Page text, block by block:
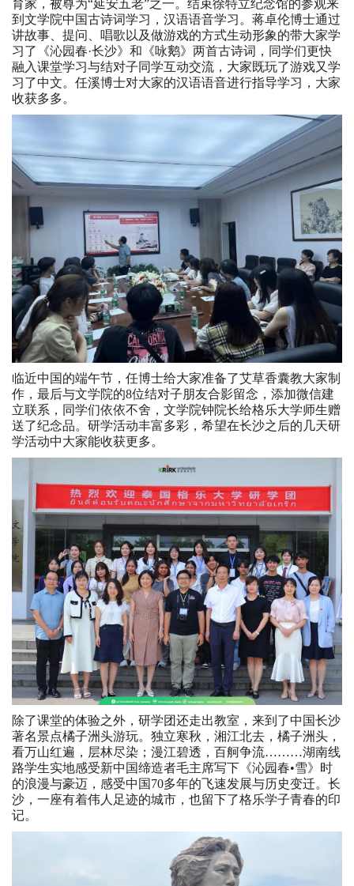
育家，被尊为“延安五老”之一。结束徐特立纪念馆的参观来
到文学院中国古诗词学习，汉语语音学习。蒋卓伦博士通过
讲故事、提问、唱歌以及做游戏的方式生动形象的带大家学
习了《沁园春·长沙》和《咏鹅》两首古诗词，同学们更快
融入课堂学习与结对子同学互动交流，大家既玩了游戏又学
习了中文。任溪博士对大家的汉语语音进行指导学习，大家
收获多多。
临近中国的端午节，任博士给大家准备了艾草香囊教大家制
作，最后与文学院的8位结对子朋友合影留念，添加微信建
立联系，同学们依依不舍，文学院钟院长给格乐大学师生赠
送了纪念品。研学活动丰富多彩，希望在长沙之后的几天研
学活动中大家能收获更多。
除了课堂的体验之外，研学团还走出教室，来到了中国长沙
著名景点橘子洲头游玩。独⽴寒秋，湘江北去，橘⼦洲头，
看万⼭红遍，层林尽染；漫江碧透，百舸争流………湖南线
路学生实地感受新中国缔造者毛主席写下《沁园春•雪》时
的浪漫与豪迈，感受中国70多年的飞速发展与历史变迁。长
沙，一座有着伟人足迹的城市，也留下了格乐学子青春的印
记。